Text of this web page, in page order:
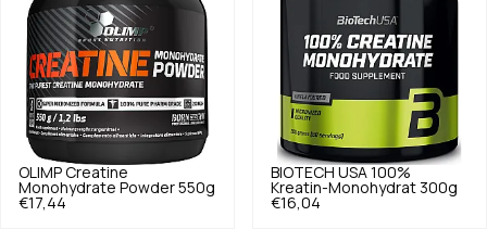
OLIMP Creatine
Monohydrate Powder 550g
€17,44
BIOTECH USA 100%
Kreatin-Monohydrat 300g
€16,04